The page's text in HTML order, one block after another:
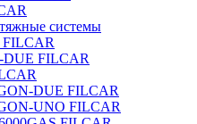
системы
DUE FILCAR
DUE FILCAR
UNO FILCAR